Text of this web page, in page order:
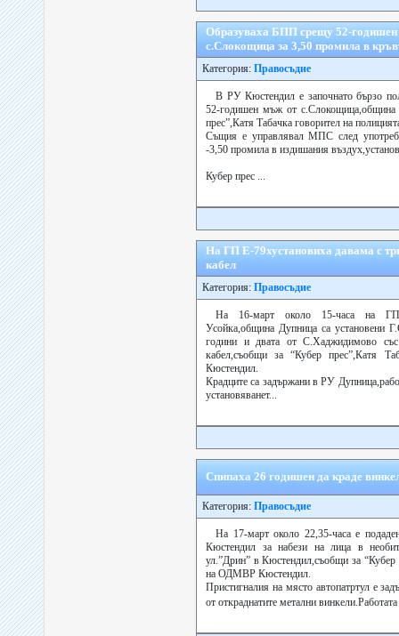
Образуваха БПП срещу 52-
с.Слокощица за 3,50 промила в
Категория: Правосъдие
В РУ Кюстендил е започнато бързо
52-годишен мъж от с.Слокощица,община
прес”,Катя Табачка говорител на
Същия е управлявал МПС след
-3,50 промила в издишания
Кубер прес ...
На ГП Е-79хустановиха давама с
кабел
Категория: Правосъдие
На 16-март около 15-часа на
Усойка,община Дупница са установени
години и двата от С.Хаджидимово със
кабел,съобщи за “Кубер прес”,Катя
Кюстендил.
Крадците са задържани в РУ
установяванет...
Спипаха 26 годишен да краде
Категория: Правосъдие
На 17-март около 22,35-часа е
Кюстендил за набези на лица в
ул.”Дрин” в Кюстендил,съобщи за “Кубер
на ОДМВР Кюстендил.
Пристигналия на място автопатртул е
от откраднатите метални